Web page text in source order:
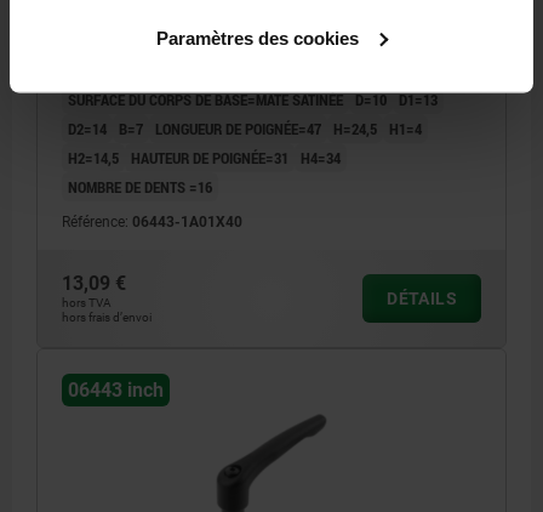
Paramètres des cookies
LONGUEUR DE POIGNÉE=40
SURFACE DU CORPS DE BASE=MATE SATINÉE D=10 D1=13
D2=14
B=7 LONGUEUR DE POIGNÉE=47 H=24,5
H1=4
H2=14,5
HAUTEUR DE POIGNÉE=31
H4=34
NOMBRE DE DENTS =16
Référence: 06443-1A01X40
13,09 €
hors TVA
hors frais d’envoi
DÉTAILS
06443 inch